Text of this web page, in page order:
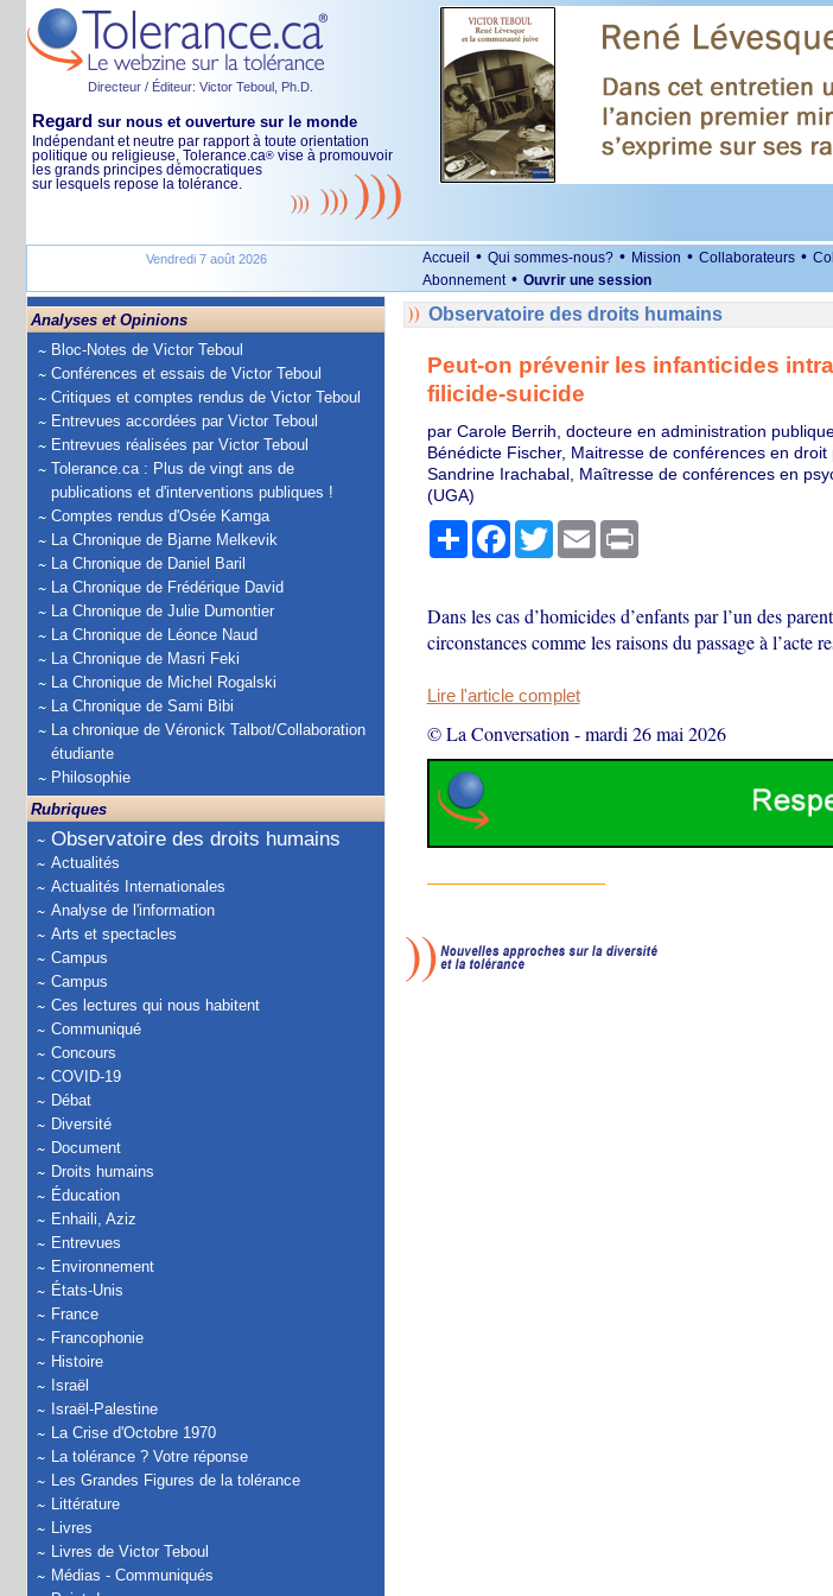
Directeur / Éditeur: Victor Teboul, Ph.D.
Regard sur nous et ouverture sur le monde
Indépendant et neutre par rapport à toute orientation
politique ou religieuse, Tolerance.ca® vise à promouvoir
les grands principes démocratiques
sur lesquels repose la tolérance.
Vendredi 7 août 2026 Accueil • Qui sommes-nous? • Mission • Collaborateurs •
Abonnement • Ouvrir une session
Analyses et Opinions
Bloc-Notes de Victor Teboul
Conférences et essais de Victor Teboul
Critiques et comptes rendus de Victor Teboul
Entrevues accordées par Victor Teboul
Entrevues réalisées par Victor Teboul
Tolerance.ca : Plus de vingt ans de
publications et d'interventions publiques !
Comptes rendus d'Osée Kamga
La Chronique de Bjarne Melkevik
La Chronique de Daniel Baril
La Chronique de Frédérique David
La Chronique de Julie Dumontier
La Chronique de Léonce Naud
La Chronique de Masri Feki
La Chronique de Michel Rogalski
La Chronique de Sami Bibi
La chronique de Véronick Talbot/Collaboration
étudiante
Philosophie
Rubriques
Observatoire des droits humains
Actualités
Actualités Internationales
Analyse de l'information
Arts et spectacles
Campus
Campus
Ces lectures qui nous habitent
Communiqué
Concours
COVID-19
Débat
Diversité
Document
Droits humains
Éducation
Enhaili, Aziz
Entrevues
Environnement
États-Unis
France
Francophonie
Histoire
Israël
Israël-Palestine
La Crise d'Octobre 1970
La tolérance ? Votre réponse
Les Grandes Figures de la tolérance
Littérature
Livres
Livres de Victor Teboul
Médias - Communiqués
Observatoire des droits humains
Peut-on prévenir les infanticides
filicide-suicide
par Carole Berrih, docteure en administration
Bénédicte Fischer, Maitresse de conférences en
Sandrine Irachabal, Maîtresse de conférences en
(UGA)
PartagerFacebook
TwitterEmail Print
Dans les cas d’homicides d’enfants par l’un des
circonstances comme les raisons du passage à l’acte
Lire l'article complet
© La Conversation -mardi 26 mai 2026